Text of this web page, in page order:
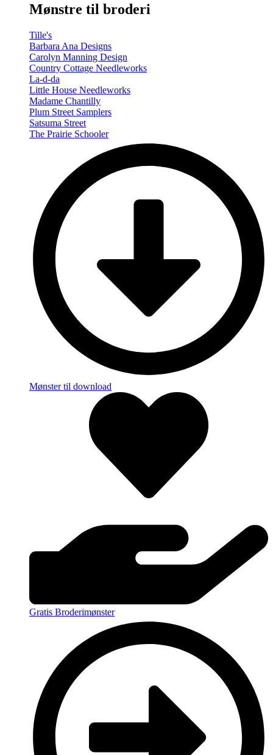
(Volume
Mønstre til broderi
Tille's
Barbara Ana Designs
Carolyn Manning Design
Country Cottage Needleworks
La-d-da
Little House Needleworks
Madame Chantilly
Plum Street Samplers
Satsuma Street
The Prairie Schooler
Mønster til download
Gratis Broderimønster